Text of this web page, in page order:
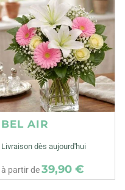
BEL AIR
Livraison dès aujourd'hui
à partir de39,90 €